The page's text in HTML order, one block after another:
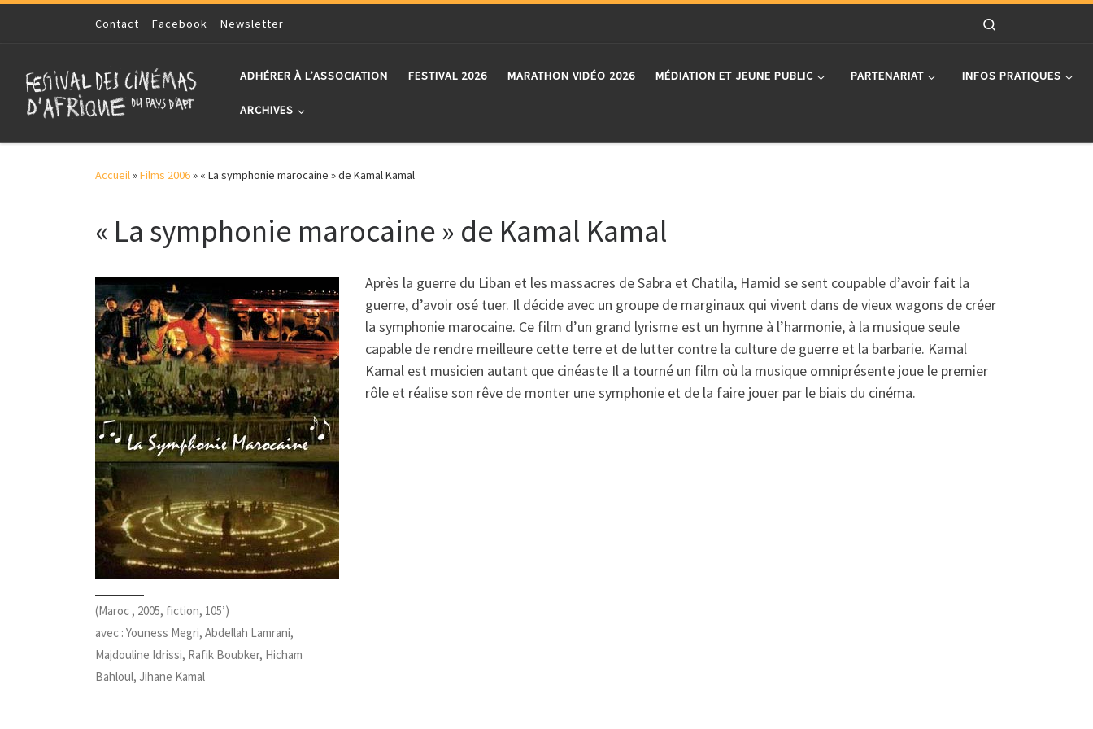
Skip to contentContact Facebook Newsletter
ADHÉRER À L’ASSOCIATION FESTIVAL 2026 MARATHON VIDÉO 2026 MÉDIATION ET JEUNE PUBLIC PARTENARIAT INFOS PRATIQUES
ARCHIVES
Accueil»Films 2006» « La symphonie marocaine » de Kamal Kamal
« La symphonie marocaine » de Kamal Kamal
(Maroc , 2005, fiction, 105’)
avec : Youness Megri, Abdellah Lamrani,
Majdouline Idrissi, Rafik Boubker, Hicham
Bahloul, Jihane Kamal
Après la guerre du Liban et les massacres de Sabra et Chatila, Hamid se sent coupable d’avoir fait la
guerre, d’avoir osé tuer. Il décide avec un groupe de marginaux qui vivent dans de vieux wagons de créer
la symphonie marocaine. Ce film d’un grand lyrisme est un hymne à l’harmonie, à la musique seule
capable de rendre meilleure cette terre et de lutter contre la culture de guerre et la barbarie. Kamal
Kamal est musicien autant que cinéaste Il a tourné un film où la musique omniprésente joue le premier
rôle et réalise son rêve de monter une symphonie et de la faire jouer par le biais du cinéma.